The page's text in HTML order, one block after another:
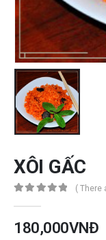
XÔI GẤC
( There
180,000VNĐ